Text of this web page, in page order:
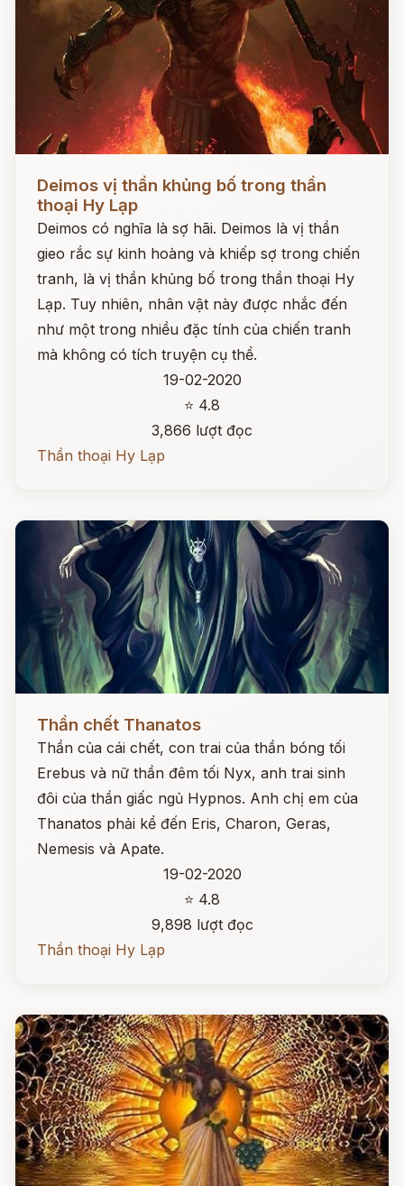
Deimos vị thần khủng bố trong thần
thoại Hy Lạp
Deimos có nghĩa là sợ hãi. Deimos là vị thần
gieo rắc sự kinh hoàng và khiếp sợ trong chiến
tranh, là vị thần khủng bố trong thần thoại Hy
Lạp. Tuy nhiên, nhân vật này được nhắc đến
như một trong nhiều đặc tính của chiến tranh
mà không có tích truyện cụ thể.
19-02-2020
⭐ 4.8
3,866 lượt đọc
Thần thoại Hy Lạp
Đọc ngay
Thần chết Thanatos
Thần của cái chết, con trai của thần bóng tối
Erebus và nữ thần đêm tối Nyx, anh trai sinh
đôi của thần giấc ngủ Hypnos. Anh chị em của
Thanatos phải kể đến Eris, Charon, Geras,
Nemesis và Apate.
19-02-2020
⭐ 4.8
9,898 lượt đọc
Thần thoại Hy Lạp